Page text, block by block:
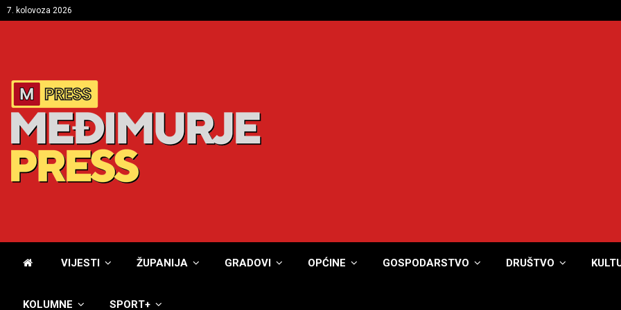
7. kolovoza 2026
VIJESTI ŽUPANIJA GRADOVI OPĆINE GOSPODARSTVO DRUŠTVO
KOLUMNE SPORT+